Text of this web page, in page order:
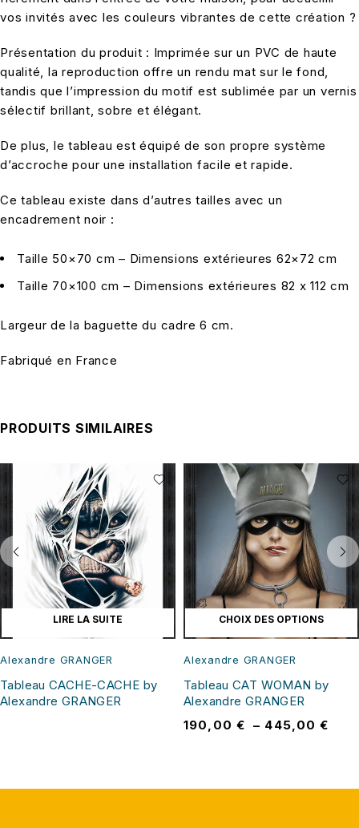
vos invités avec les couleurs vibrantes de cette création ?
Présentation du produit : Imprimée sur un PVC de haute
qualité, la reproduction offre un rendu mat sur le fond,
tandis que l’impression du motif est sublimée par un vernis
sélectif brillant, sobre et élégant.
De plus, le tableau est équipé de son propre système
d’accroche pour une installation facile et rapide.
Ce tableau existe dans d’autres tailles avec un
encadrement noir :
Taille 50×70 cm – Dimensions extérieures 62×72 cm
Taille 70×100 cm – Dimensions extérieures 82 x 112 cm
Largeur de la baguette du cadre 6 cm.
Fabriqué en France
PRODUITS SIMILAIRES
LIRE LA SUITE
Alexandre GRANGER
Tableau CACHE-CACHE by
Alexandre GRANGER
CHOIX DES OPTIONS
Alexandre GRANGER
Tableau CAT WOMAN by
Alexandre GRANGER
190,00 € – 445,00€